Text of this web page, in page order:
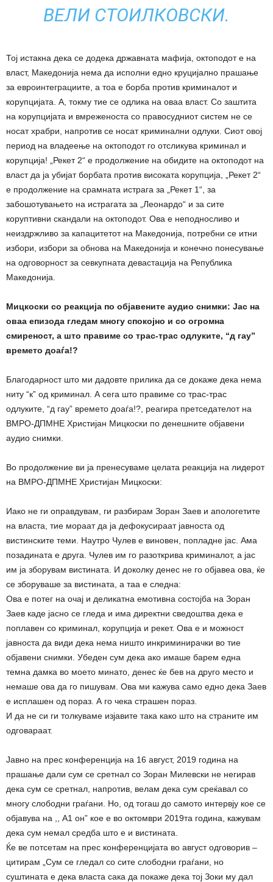
ВЕЛИ СТОИЛКОВСКИ.
Тој истакна дека се додека државната мафија, октоподот е на
власт, Македонија нема да исполни едно круцијално прашање
за евроинтеграциите, а тоа е борба против криминалот и
корупцијата. А, токму тие се одлика на оваа власт. Со заштита
на корупцијата и вмреженоста со правосудниот систем не се
носат храбри, напротив се носат криминални одлуки. Сиот овој
период на владеење на октоподот го отсликува криминал и
корупција! „Рекет 2“ е продолжение на обидите на октоподот на
власт да ја убијат борбата против високата корупција, „Рекет 2“
е продолжение на срамната истрага за „Рекет 1“, за
забошотувањето на истрагата за „Леонардо“ и за сите
коруптивни скандали на октоподот. Ова е неподносливо и
неиздржливо за капацитетот на Македонија, потребни се итни
избори, избори за обнова на Македонија и конечно понесување
на одговорност за севкупната девастација на Република
Македонија.
Мицкоски со реакција по објавените аудио снимки: Јас на
оваа епизода гледам многу спокојно и со огромна
смиреност, а што правиме со трас-трас одлуките, “д гау”
времето доаѓа!?
Благодарност што ми дадовте прилика да се докаже дека нема
ниту “к” од криминал. А сега што правиме со трас-трас
одлуките, “д гау” времето доаѓа!?, реагира претседателот на
ВМРО-ДПМНЕ Христијан Мицкоски по денешните објавени
аудио снимки.
Во продолжение ви ја пренесуваме целата реакција на лидерот
на ВМРО-ДПМНЕ Христијан Мицкоски:
Иако не ги оправдувам, ги разбирам Зоран Заев и апологетите
на власта, тие мораат да ја дефокусираат јавноста од
вистинските теми. Наутро Чулев е виновен, попладне јас. Ама
позадината е друга. Чулев им го разоткрива криминалот, а јас
им ја зборувам вистината. И доколку денес не го објавеа ова, ќе
се зборуваше за вистината, а таа е следна:
Ова е потег на очај и деликатна емотивна состојба на Зоран
Заев каде јасно се гледа и има директни сведоштва дека е
поплавен со криминал, корупција и рекет. Ова е и можност
јавноста да види дека нема ништо инкриминирачки во тие
објавени снимки. Убеден сум дека ако имаше барем една
темна дамка во моето минато, денес ќе бев на друго место и
немаше ова да го пишувам. Ова ми кажува само едно дека Заев
е исплашен од пораз. А го чека страшен пораз.
И да не си ги толкуваме изјавите така како што на страните им
одговараат.
Јавно на прес конференција на 16 август, 2019 година на
прашање дали сум се сретнал со Зоран Милевски не негирав
дека сум се сретнал, напротив, велам дека сум среќавал со
многу слободни граѓани. Но, од тогаш до самото интервју кое се
објавува на ,, А1 он” кое е во октомври 2019та година, кажувам
дека сум немал средба што е и вистината.
Ќе ве потсетам на прес конференцијата во август одговорив –
цитирам „Сум се гледал со сите слободни граѓани, но
суштината е дека власта сака да покаже дека тој Зоки му дал